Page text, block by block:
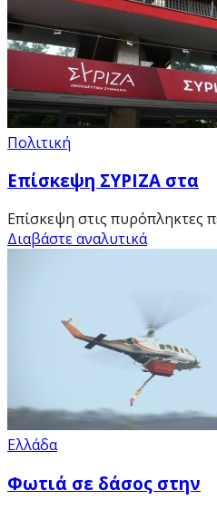
Πολιτική
Επίσκεψη ΣΥΡΙΖΑ στα
Επίσκεψη στις πυρόπληκτες
Διαβάστε αναλυτικά
Ελλάδα
Φωτιά σε δάσος στην